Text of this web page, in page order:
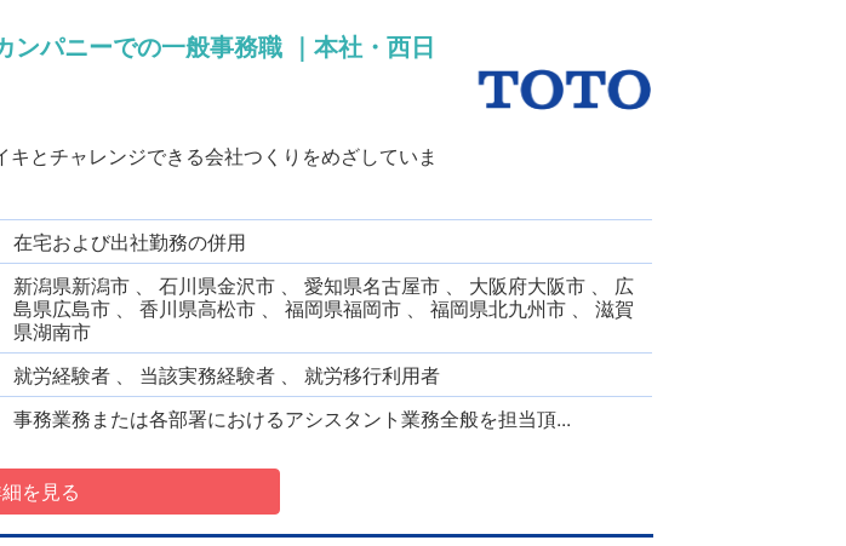
ンパニーでの一般事務職 ｜本社・西日
とチャレンジできる会社つくりをめざしていま
在宅および出社勤務の併用
新潟県新潟市 、 石川県金沢市 、 愛知県名古屋市 、 大阪府大阪市 、 広
島県広島市 、 香川県高松市 、 福岡県福岡市 、 福岡県北九州市 、 滋賀
県湖南市
就労経験者 、 当該実務経験者 、 就労移行利用者
事務業務または各部署におけるアシスタント業務全般を担当頂...
を見る